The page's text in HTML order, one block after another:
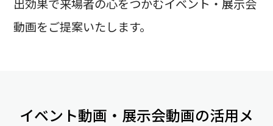
出効果で来場者の心をつかむイベント・展示会
動画をご提案いたします。
イベント動画・展示会動画の活用メ